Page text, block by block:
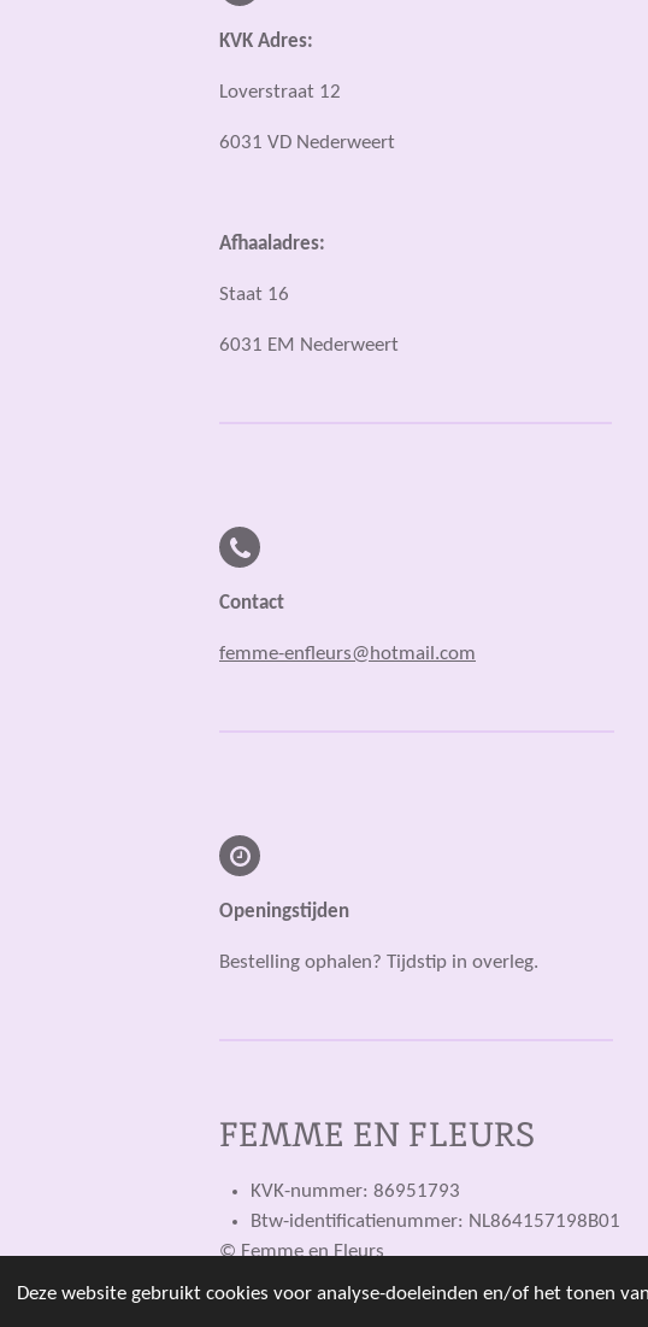
Deze website gebruikt cookies voor analyse-doeleinden en/of het tonen
KVK Adres:
Loverstraat 12
6031 VD Nederweert
Afhaaladres:
Staat 16
6031 EM Nederweert
Contact
femme-enfleurs@hotmail.com
Openingstijden
Bestelling ophalen? Tijdstip in overleg.
FEMME EN FLEURS
KVK-nummer: 86951793
Btw-identificatienummer: NL864157198B01
© Femme en Fleurs